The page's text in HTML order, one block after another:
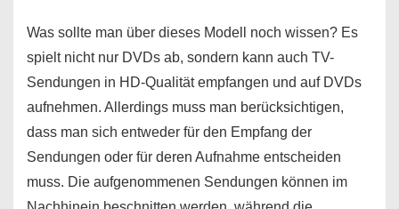
Was sollte man über dieses Modell noch wissen? Es
spielt nicht nur DVDs ab, sondern kann auch TV-
Sendungen in HD-Qualität empfangen und auf DVDs
aufnehmen. Allerdings muss man berücksichtigen,
dass man sich entweder für den Empfang der
Sendungen oder für deren Aufnahme entscheiden
muss. Die aufgenommenen Sendungen können im